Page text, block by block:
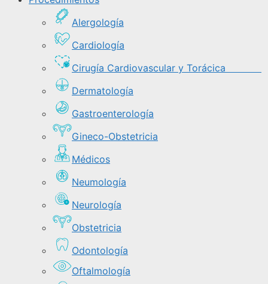
Alergología
Cardiología
Cirugía Cardiovascular y Torácica
Dermatología
Gastroenterología
Gineco-Obstetricia
Médicos
Neumología
Neurología
Obstetricia
Odontología
Oftalmología